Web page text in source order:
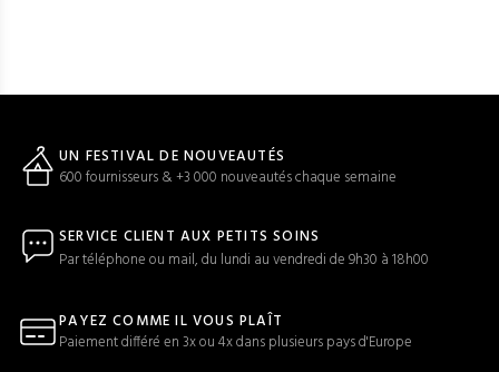
UN FESTIVAL DE NOUVEAUTÉS
600 fournisseurs & +3 000 nouveautés chaque semaine
SERVICE CLIENT AUX PETITS SOINS
Par téléphone ou mail, du lundi au vendredi de 9h30 à 18h00
PAYEZ COMME IL VOUS PLAÎT
Paiement différé en 3x ou 4x dans plusieurs pays d'Europe